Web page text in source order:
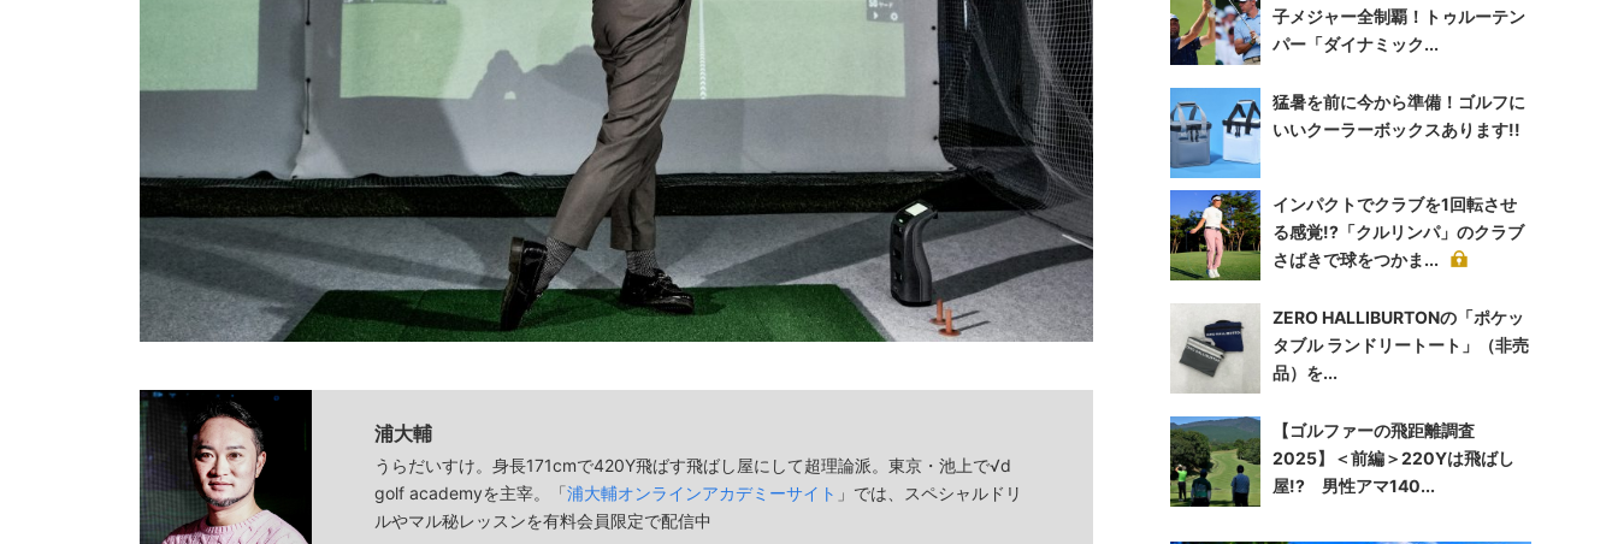
浦大輔
うらだいすけ。身長171cmで420Y飛ばす飛ばし屋にして超理論派。東京・池上で√d
golf academyを主宰。「浦大輔オンラインアカデミーサイト 」では、スペシャルドリ
ルやマル秘レッスンを有料会員限定で配信中
子メジャー全制覇！トゥルーテン
パー「ダイナミック...
猛暑を前に今から準備！ゴルフに
いいクーラーボックスあります!!
インパクトでクラブを1回転させ
る感覚!?「クルリンパ」のクラブ
さばきで球をつかま...
ZERO HALLIBURTONの「ポケッ
タブル ランドリートート」（非売
品）を...
【ゴルファーの飛距離調査
2025】＜前編＞220Yは飛ばし
屋!? 男性アマ140...